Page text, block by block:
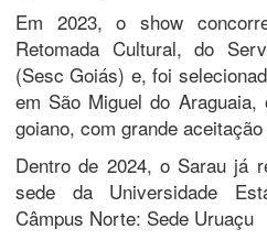
Em 2023, o show
Retomada Cultural, do
(Sesc Goiás) e, foi
em São Miguel do
goiano, com grande
Dentro de 2024, o Sarau já
sede da Universidade
Câmpus Norte: Sede Uruaçu